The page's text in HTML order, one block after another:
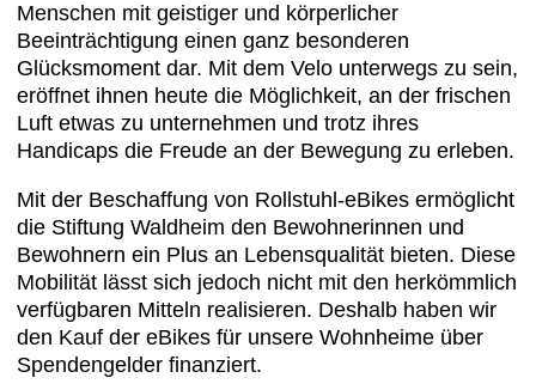
Menschen mit geistiger und körperlicher
Beeinträchtigung einen ganz besonderen
Glücksmoment dar. Mit dem Velo unterwegs zu sein,
eröffnet ihnen heute die Möglichkeit, an der frischen
Luft etwas zu unternehmen und trotz ihres
Handicaps die Freude an der Bewegung zu erleben.
Mit der Beschaffung von Rollstuhl-eBikes ermöglicht
die Stiftung Waldheim den Bewohnerinnen und
Bewohnern ein Plus an Lebensqualität bieten. Diese
Mobilität lässt sich jedoch nicht mit den herkömmlich
verfügbaren Mitteln realisieren. Deshalb haben wir
den Kauf der eBikes für unsere Wohnheime über
Spendengelder finanziert.